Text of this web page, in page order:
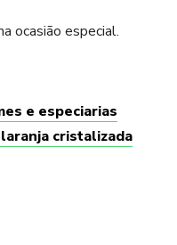
ocasião especial.
e especiarias
cristalizada